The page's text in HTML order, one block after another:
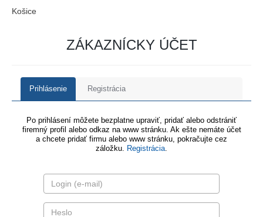
Košice
ZÁKAZNÍCKY ÚČET
Prihlásenie Registrácia
Po prihlásení môžete bezplatne upraviť, pridať alebo odstrániť
firemný profil alebo odkaz na www stránku. Ak ešte nemáte účet
a chcete pridať firmu alebo www stránku, pokračujte cez
záložku. Registrácia.